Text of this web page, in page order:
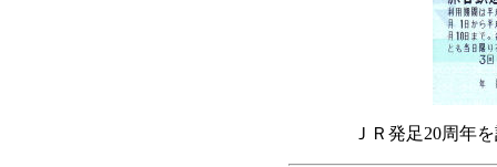
ＪＲ発足20周年